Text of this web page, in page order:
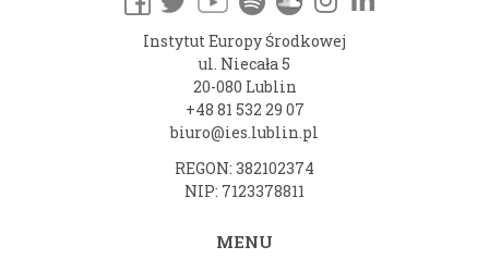
Instytut Europy Środkowej
ul. Niecała 5
20-080 Lublin
+48 81 532 29 07
biuro@ies.lublin.pl
REGON: 382102374
NIP: 7123378811
MENU